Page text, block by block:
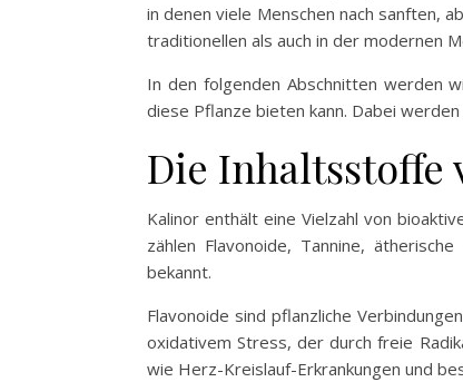
in denen viele Menschen nach sanften,
traditionellen als auch in der modernen
In den folgenden Abschnitten werden
diese Pflanze bieten kann. Dabei
Die Inhaltsstoffe
Kalinor enthält eine Vielzahl von
zählen Flavonoide, Tannine,
bekannt.
Flavonoide sind pflanzliche
oxidativem Stress, der durch freie
wie Herz-Kreislauf-Erkrankungen und